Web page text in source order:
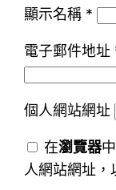
顯示名稱 *
電子郵件地址
個人網站網址
在瀏覽器
人網站網址，